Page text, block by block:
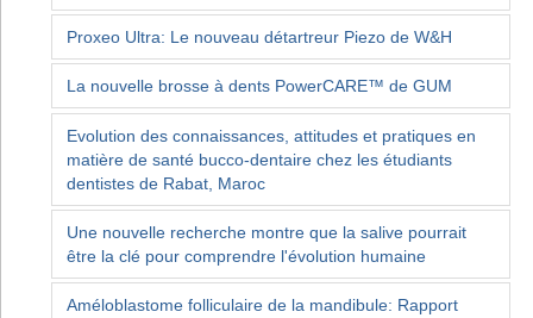
Proxeo Ultra: Le nouveau détartreur Piezo de W&H
La nouvelle brosse à dents PowerCARE™ de GUM
Evolution des connaissances, attitudes et pratiques en
matière de santé bucco-dentaire chez les étudiants
dentistes de Rabat, Maroc
Une nouvelle recherche montre que la salive pourrait
être la clé pour comprendre l'évolution humaine
Améloblastome folliculaire de la mandibule: Rapport